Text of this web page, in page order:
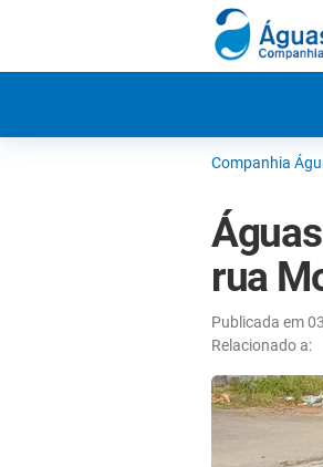
Companhia
rua
Publicada em
Relacionado a: